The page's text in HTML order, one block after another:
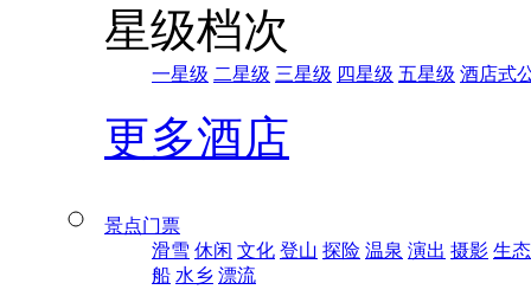
星级档次
一星级 二星级 三星级 四星级 五星级 酒店式
更多酒店
景点门票
滑雪 休闲 文化 登山 探险 温泉 演出 摄影 生
船 水乡 漂流